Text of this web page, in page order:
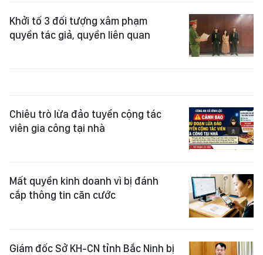
Khởi tố 3 đối tượng xâm phạm
quyền tác giả, quyền liên quan
Chiêu trò lừa đảo tuyển cộng tác
viên gia công tại nhà
Mất quyền kinh doanh vì bị đánh
cắp thông tin căn cước
Giám đốc Sở KH-CN tỉnh Bắc Ninh bị